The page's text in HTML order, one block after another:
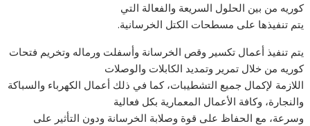
كوريه من بين الحلول السريعة والفعالة التي
يتم تنفيذها على مسطحات الكتل الخرسانية.
يتم تنفيذ أعمال تكسير وقص الخرسانة وأسفلت ورماله وتخريم فتحات
كوريه من خلال تمرير وتمديد الكابلات والوصلات
اللازمة لإكمال جميع التشطيبات، كما في ذلك أعمال الكهرباء والسباكة
والنجارة، وكافة الأعمال المعمارية بكل فعالية
وسرعة، مع الحفاظ على قوة وصلابة الخرسانة ودون التأثير على